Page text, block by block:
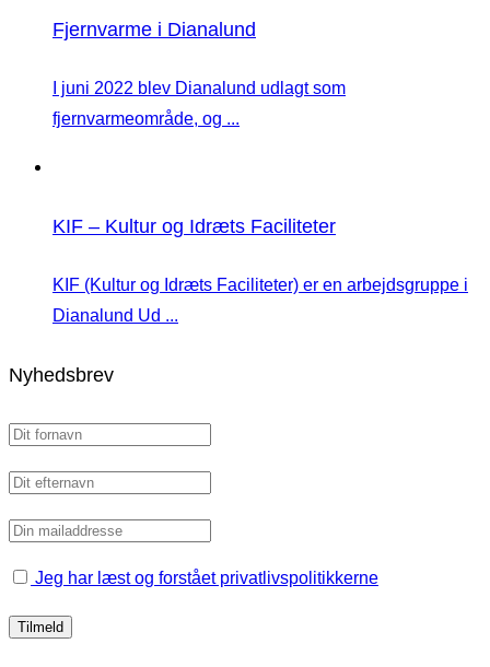
Fjernvarme i Dianalund
I juni 2022 blev Dianalund udlagt som
fjernvarmeområde, og ...
KIF – Kultur og Idræts Faciliteter
KIF (Kultur og Idræts Faciliteter) er en arbejdsgruppe i
Dianalund Ud ...
Nyhedsbrev
Jeg har læst og forstået privatlivspolitikkerne